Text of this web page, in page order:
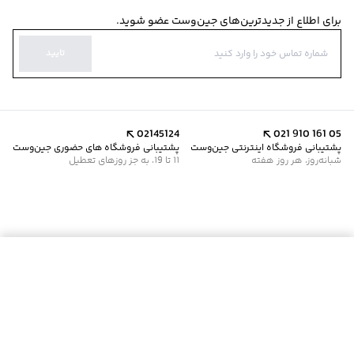
برای اطلاع از جدیدترین‌های جین‌وست عضو شوید.
تایید
021 910 161 05
پشتیبانی فروشگاه اینترنتی جین‌وست
شبانه‌روز، هر روز هفته
02145124
پشتیبانی فروشگاه های حضوری جین‌وست
11 تا 19، به جز روزهای تعطیل